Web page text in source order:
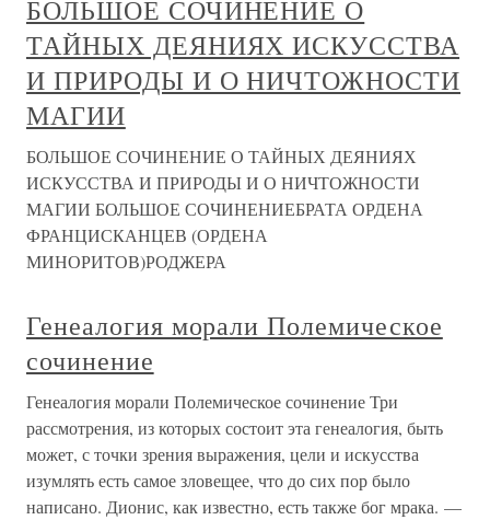
БОЛЬШОЕ СОЧИНЕНИЕ О
ТАЙНЫХ ДЕЯНИЯХ ИСКУССТВА
И ПРИРОДЫ И О НИЧТОЖНОСТИ
МАГИИ
БОЛЬШОЕ СОЧИНЕНИЕ О ТАЙНЫХ ДЕЯНИЯХ
ИСКУССТВА И ПРИРОДЫ И О НИЧТОЖНОСТИ
МАГИИ БОЛЬШОЕ СОЧИНЕНИЕБРАТА ОРДЕНА
ФРАНЦИСКАНЦЕВ (ОРДЕНА
МИНОРИТОВ)РОДЖЕРА
Генеалогия морали Полемическое
сочинение
Генеалогия морали Полемическое сочинение Три
рассмотрения, из которых состоит эта генеалогия, быть
может, с точки зрения выражения, цели и искусства
изумлять есть самое зловещее, что до сих пор было
написано. Дионис, как известно, есть также бог мрака. —